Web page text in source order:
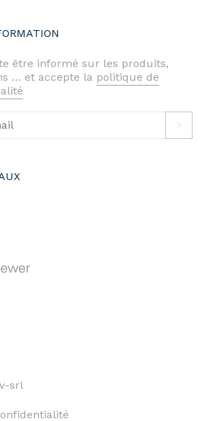
être informé sur les produits,
… et accepte la politique de
srl